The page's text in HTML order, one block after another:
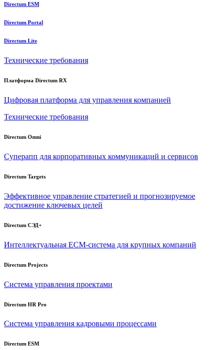
Directum ESM
Directum Portal
Directum Lite
Технические требования
Платформа Directum RX
Цифровая платформа для управления компанией
Технические требования
Directum Omni
Суперапп для корпоративных коммуникаций и сервисов
Directum Targets
Эффективное управление стратегией и прогнозируемое
достижение ключевых целей
Directum СЭД+
Интеллектуальная ECM-система для крупных компаний
Directum Projects
Система управления проектами
Directum HR Pro
Система управления кадровыми процессами
Directum ESM